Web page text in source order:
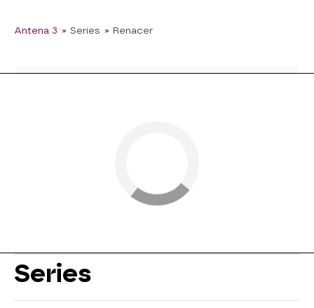
Antena 3 » Series » Renacer
Series